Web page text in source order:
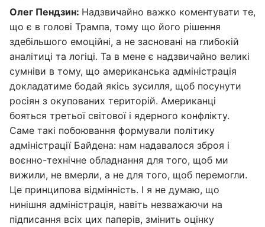
Олег Пендзин: Надзвичайно важко коментувати те,
що є в голові Трампа, тому що його рішення
здебільшого емоційні, а не засновані на глибокій
аналітиці та логіці. Та в мене є надзвичайно великі
сумніви в тому, що американська адміністрація
докладатиме бодай якісь зусилля, щоб посунути
росіян з окупованих територій. Американці
бояться третьої світової і ядерного конфлікту.
Саме такі побоювання формували політику
адміністрації Байдена: нам надавалося зброя і
воєнно-технічне обладнання для того, щоб ми
вижили, не вмерли, а не для того, щоб перемогли.
Це принципова відмінність. І я не думаю, що
нинішня адміністрація, навіть незважаючи на
підписання всіх цих паперів, змінить оцінку